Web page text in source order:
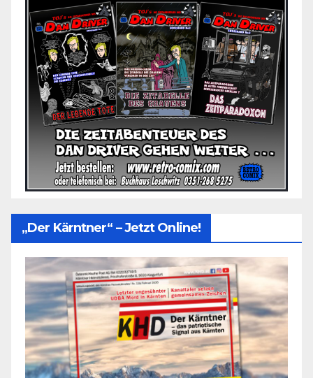
„Der Kärntner“ – Jetzt Online!